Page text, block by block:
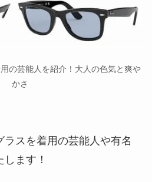
の芸能人を紹介！大人の色気と爽や
かさ
ラスを着用の芸能人や有名
ます！